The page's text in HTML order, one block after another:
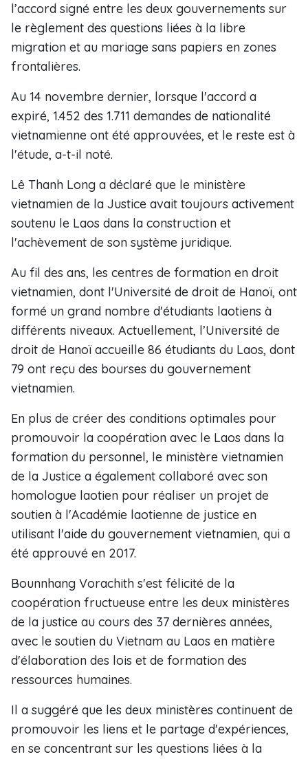
l’accord signé entre les deux gouvernements sur
le règlement des questions liées à la libre
migration et au mariage sans papiers en zones
frontalières.
Au 14 novembre dernier, lorsque l'accord a
expiré, 1.452 des 1.711 demandes de nationalité
vietnamienne ont été approuvées, et le reste est à
l'étude, a-t-il noté.
Lê Thanh Long a déclaré que le ministère
vietnamien de la Justice avait toujours activement
soutenu le Laos dans la construction et
l'achèvement de son système juridique.
Au fil des ans, les centres de formation en droit
vietnamien, dont l'Université de droit de Hanoï, ont
formé un grand nombre d'étudiants laotiens à
différents niveaux. Actuellement, l’Université de
droit de Hanoï accueille 86 étudiants du Laos, dont
79 ont reçu des bourses du gouvernement
vietnamien.
En plus de créer des conditions optimales pour
promouvoir la coopération avec le Laos dans la
formation du personnel, le ministère vietnamien
de la Justice a également collaboré avec son
homologue laotien pour réaliser un projet de
soutien à l'Académie laotienne de justice en
utilisant l'aide du gouvernement vietnamien, qui a
été approuvé en 2017.
Bounnhang Vorachith s'est félicité de la
coopération fructueuse entre les deux ministères
de la justice au cours des 37 dernières années,
avec le soutien du Vietnam au Laos en matière
d'élaboration des lois et de formation des
ressources humaines.
Il a suggéré que les deux ministères continuent de
promouvoir les liens et le partage d'expériences,
en se concentrant sur les questions liées à la